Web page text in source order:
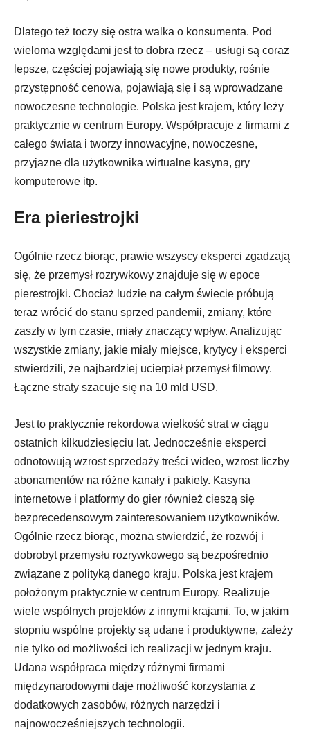
Dlatego też toczy się ostra walka o konsumenta. Pod
wieloma względami jest to dobra rzecz – usługi są coraz
lepsze, częściej pojawiają się nowe produkty, rośnie
przystępność cenowa, pojawiają się i są wprowadzane
nowoczesne technologie. Polska jest krajem, który leży
praktycznie w centrum Europy. Współpracuje z firmami z
całego świata i tworzy innowacyjne, nowoczesne,
przyjazne dla użytkownika wirtualne kasyna, gry
komputerowe itp.
Era pieriestrojki
Ogólnie rzecz biorąc, prawie wszyscy eksperci zgadzają
się, że przemysł rozrywkowy znajduje się w epoce
pierestrojki. Chociaż ludzie na całym świecie próbują
teraz wrócić do stanu sprzed pandemii, zmiany, które
zaszły w tym czasie, miały znaczący wpływ. Analizując
wszystkie zmiany, jakie miały miejsce, krytycy i eksperci
stwierdzili, że najbardziej ucierpiał przemysł filmowy.
Łączne straty szacuje się na 10 mld USD.
Jest to praktycznie rekordowa wielkość strat w ciągu
ostatnich kilkudziesięciu lat. Jednocześnie eksperci
odnotowują wzrost sprzedaży treści wideo, wzrost liczby
abonamentów na różne kanały i pakiety. Kasyna
internetowe i platformy do gier również cieszą się
bezprecedensowym zainteresowaniem użytkowników.
Ogólnie rzecz biorąc, można stwierdzić, że rozwój i
dobrobyt przemysłu rozrywkowego są bezpośrednio
związane z polityką danego kraju. Polska jest krajem
położonym praktycznie w centrum Europy. Realizuje
wiele wspólnych projektów z innymi krajami. To, w jakim
stopniu wspólne projekty są udane i produktywne, zależy
nie tylko od możliwości ich realizacji w jednym kraju.
Udana współpraca między różnymi firmami
międzynarodowymi daje możliwość korzystania z
dodatkowych zasobów, różnych narzędzi i
najnowocześniejszych technologii.